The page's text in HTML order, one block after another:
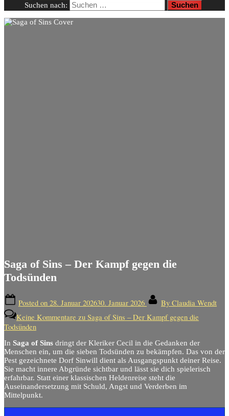
Suchen nach:
Saga of Sins – Der Kampf gegen die
Todsünden
Posted on 28. Januar 202630. Januar 2026 By Claudia Wendt
Keine Kommentare zu Saga of Sins – Der Kampf gegen die
Todsünden
In Saga of Sins dringt der Kleriker Cecil in die Gedanken der
Menschen ein, um die sieben Todsünden zu bekämpfen. Das von der
Pest gezeichnete Dorf Sinwill dient als Ausgangspunkt deiner Reise.
Sie macht innere Abgründe sichtbar und lässt sie dich spielerisch
erfahrbar. Statt einer klassischen Heldenreise steht die
Auseinandersetzung mit Schuld, Angst und Verderben im
Mittelpunkt.